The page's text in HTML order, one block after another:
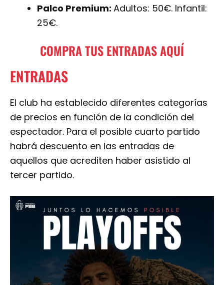
Palco Premium: Adultos: 50€. Infantil:
25€.
COMPRA TUS ENTRADAS AQUÍ
ENTRADAS
El club ha establecido diferentes categorías
de precios en función de la condición del
espectador. Para el posible cuarto partido
habrá descuento en las entradas de
aquellos que acrediten haber asistido al
tercer partido.